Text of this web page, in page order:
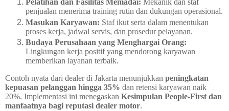
penjualan menerima training rutin dan dukungan operasional.
Masukan Karyawan: Staf ikut serta dalam menentukan
proses kerja, jadwal servis, dan prosedur pelayanan.
Budaya Perusahaan yang Menghargai Orang:
Lingkungan kerja positif yang mendorong karyawan
memberikan layanan terbaik.
Contoh nyata dari dealer di Jakarta menunjukkan peningkatan
kepuasan pelanggan hingga 35% dan retensi karyawan naik
20%. Implementasi ini menegaskan Kesimpulan People-First dan
manfaatnya bagi reputasi dealer motor.